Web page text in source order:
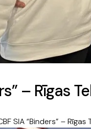
– Rīgas
SIA “Binders” –